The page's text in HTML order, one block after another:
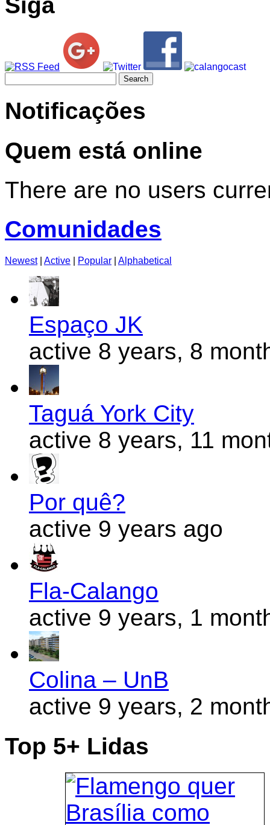
for:
Notificações
Quem está online
There are no users
Comunidades
Newest Active Popular Alphabetical
Espaço JK
active 8 years, 8
Taguá York City
active 8 years, 11
Por quê?
active 9 years ago
Fla-Calango
active 9 years, 1
Colina – UnB
active 9 years, 2
Top 5+ Lidas